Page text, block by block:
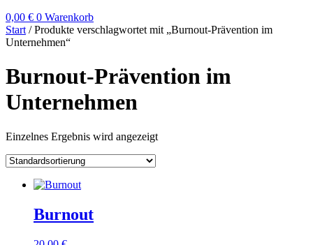
0,00 € 0 Warenkorb
Start / Produkte verschlagwortet mit „Burnout-Prävention im
Unternehmen“
Burnout-Prävention im
Unternehmen
Einzelnes Ergebnis wird angezeigt
Burnout